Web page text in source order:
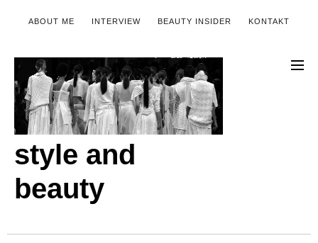
ABOUT ME INTERVIEW BEAUTY INSIDER KONTAKT
style and
beauty